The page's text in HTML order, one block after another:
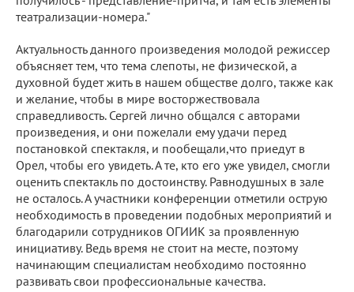
театрализации-номера."
Актуальность данного произведения молодой режиссер
объясняет тем, что тема слепоты, не физической, а
духовной будет жить в нашем обществе долго, также как
и желание, чтобы в мире восторжествовала
справедливость. Сергей лично общался с авторами
произведения, и они пожелали ему удачи перед
постановкой спектакля, и пообещали,что приедут в
Орел, чтобы его увидеть. А те, кто его уже увидел, смогли
оценить спектакль по достоинству. Равнодушных в зале
не осталось. А участники конференции отметили острую
необходимость в проведении подобных мероприятий и
благодарили сотрудников ОГИИК за проявленную
инициативу. Ведь время не стоит на месте, поэтому
начинающим специалистам необходимо постоянно
развивать свои профессиональные качества.